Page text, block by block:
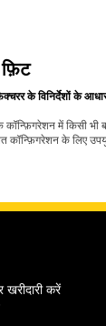
के विनिर्देशों के
में किसी भी
कॉन्फ़िगरेशन के लिए
करें